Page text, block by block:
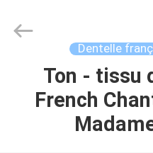
APERÇU
PRODUITS
Textiles
Dentelle
Ton - tissu
French